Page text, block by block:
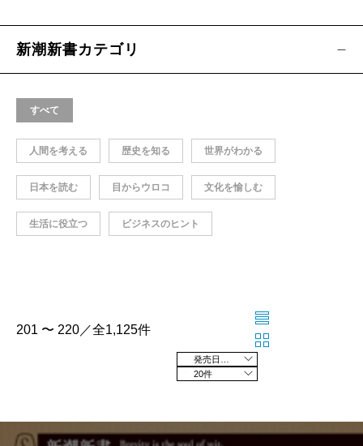
新潮新書カテゴリ
すべて
人間を考える 歴史を知る 世界がわかる
日本を読む 目からウロコ 文化を愉しむ
生活に役立つ ビジネスのヒント
201 〜 220／全1,125件
20件